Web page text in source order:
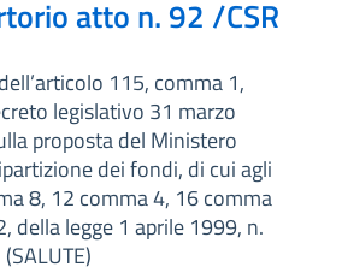
atto n. 92 /CSR
115, comma 1,
legislativo 31 marzo
proposta del Ministero
dei fondi, di cui agli
8, 12 comma 4, 16 comma
della legge 1 aprile 1999, n.